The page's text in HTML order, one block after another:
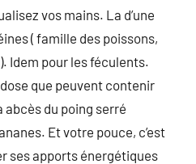
vos mains. La d’une
( famille des poissons,
Idem pour les féculents.
que peuvent contenir
abcès du poing serré
Et votre pouce, c’est
ses apports énergétiques